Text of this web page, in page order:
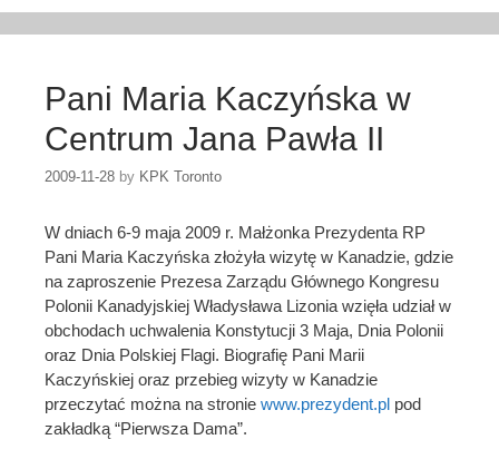
Pani Maria Kaczyńska w
Centrum Jana Pawła II
2009-11-28 by KPK Toronto
W dniach 6-9 maja 2009 r. Małżonka Prezydenta RP
Pani Maria Kaczyńska złożyła wizytę w Kanadzie, gdzie
na zaproszenie Prezesa Zarządu Głównego Kongresu
Polonii Kanadyjskiej Władysława Lizonia wzięła udział w
obchodach uchwalenia Konstytucji 3 Maja, Dnia Polonii
oraz Dnia Polskiej Flagi. Biografię Pani Marii
Kaczyńskiej oraz przebieg wizyty w Kanadzie
przeczytać można na stronie www.prezydent.pl pod
zakładką “Pierwsza Dama”.